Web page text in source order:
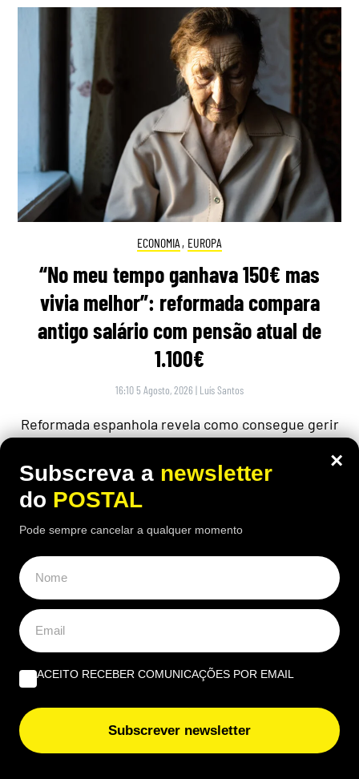
ECONOMIA , EUROPA
“No meu tempo ganhava 150€ mas
vivia melhor”: reformada compara
antigo salário com pensão atual de
1.100€
16:10 5 Agosto, 2026 | Luís Santos
Reformada espanhola revela como consegue gerir
mensalmente uma pensão de 1.100 euros perante
preços cada vez mais elevados
CIÊNCIA,NACIONAL
×
Subscreva a newsletter
do POSTAL
Pode sempre cancelar a qualquer momento
ACEITO RECEBER COMUNICAÇÕES POR EMAIL
Subscrever newsletter